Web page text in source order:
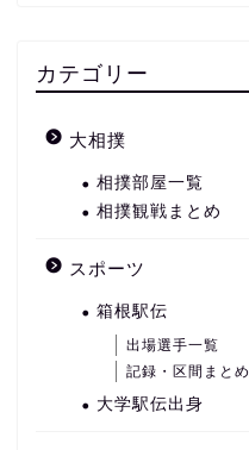
カテゴリー
大相撲
相撲部屋一覧
相撲観戦まとめ
スポーツ
箱根駅伝
出場選手一覧
記録・区間まとめ
大学駅伝出身